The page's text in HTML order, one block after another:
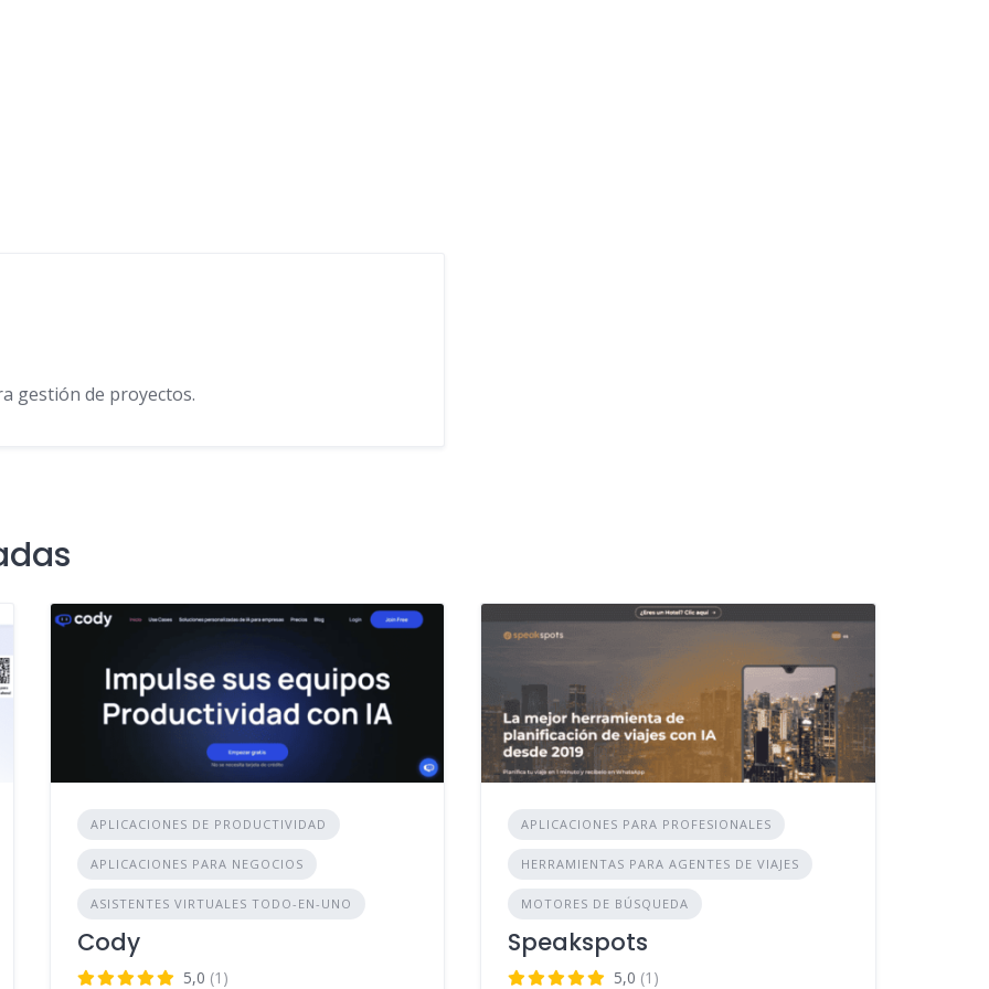
gestión de proyectos.
APLICACIONES DE PRODUCTIVIDAD
APLICACIONES PARA NEGOCIOS
ASISTENTES VIRTUALES TODO-EN-UNO
Cody
5,0 (1)
APLICACIONES PARA PROFESIONALES
HERRAMIENTAS PARA AGENTES DE VIAJES
MOTORES DE BÚSQUEDA
Speakspots
5,0 (1)